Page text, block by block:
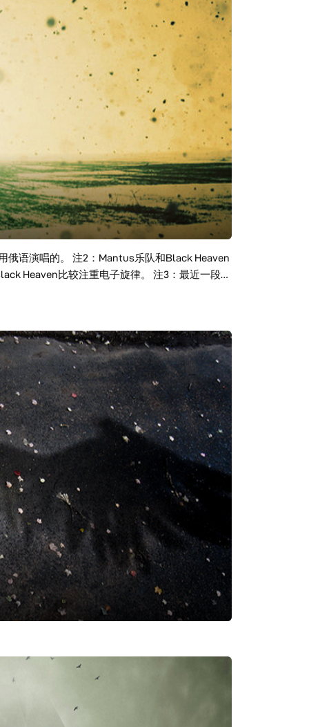
俄语演唱的。 注2：Mantus乐队和Black Heaven
Heaven比较注重电子旋律。 注3：最近一段时